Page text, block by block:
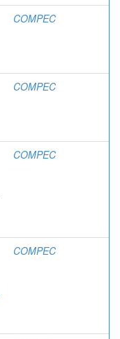
COMPEC
COMPEC
COMPEC
COMPEC